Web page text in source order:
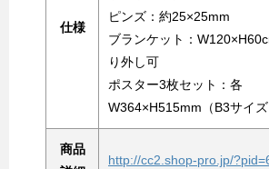
仕様
ピンズ：約25×25mm
ブランケット：
り外し可
ポスター3枚セット：各
W364×H515mm（B3サイズ
商品
http://cc2.shop-pro.jp/